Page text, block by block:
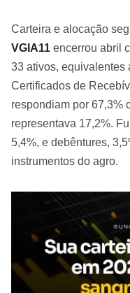
Carteira e alocação
VGIA11 encerrou abril
33 ativos, equivalentes
Certificados de
respondiam por 67,3%
representava 17,2%.
5,4%, e debêntures,
instrumentos do agro.